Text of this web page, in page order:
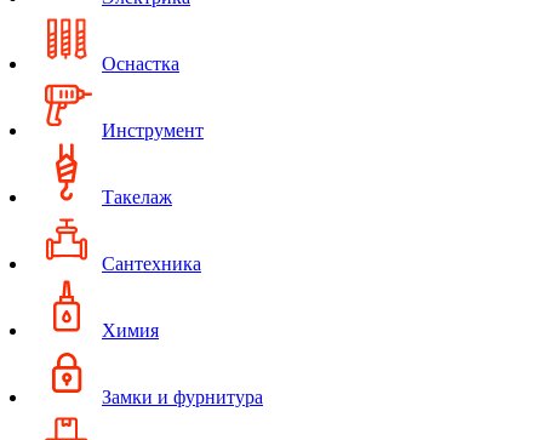
Оснастка
Инструмент
Такелаж
Сантехника
Химия
Замки и фурнитура